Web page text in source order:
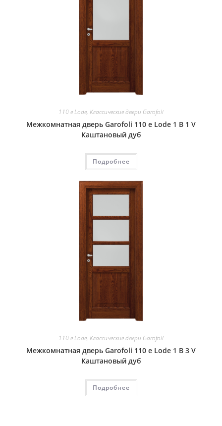
110 e Lode, Классические двери Garofoli
Межкомнатная дверь Garofoli 110 e Lode 1 B 1 V
Каштановый дуб
Подробнее
110 e Lode, Классические двери Garofoli
Межкомнатная дверь Garofoli 110 e Lode 1 B 3 V
Каштановый дуб
Подробнее